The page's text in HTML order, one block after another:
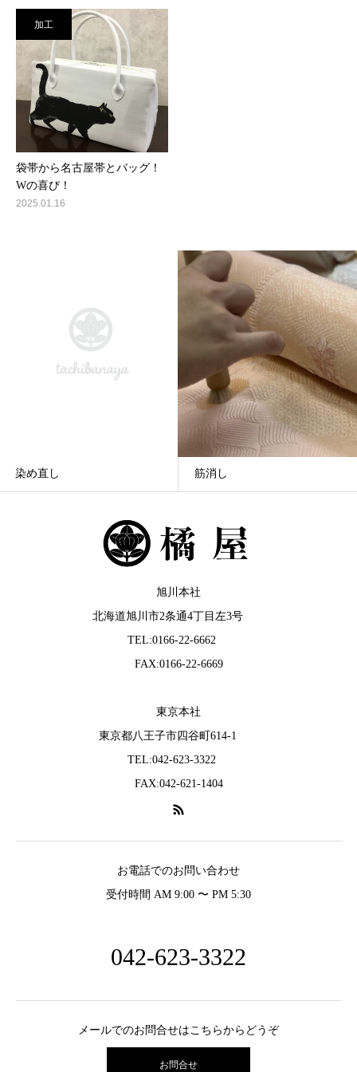
加工
袋帯から名古屋帯とバッグ！
Wの喜び！
2025.01.16
染め直し 筋消し
旭川本社
北海道旭川市2条通4丁目左3号
TEL:0166-22-6662
FAX:0166-22-6669
東京本社
東京都八王子市四谷町614-1
TEL:042-623-3322
FAX:042-621-1404
お電話でのお問い合わせ
受付時間 AM 9:00 〜 PM 5:30
042-623-3322
メールでのお問合せはこちらからどうぞ
お問合せ